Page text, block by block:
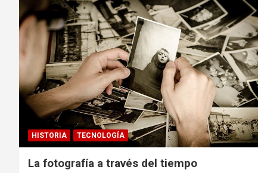
HISTORIA TECNOLOGÍA
La fotografía a través del tiempo